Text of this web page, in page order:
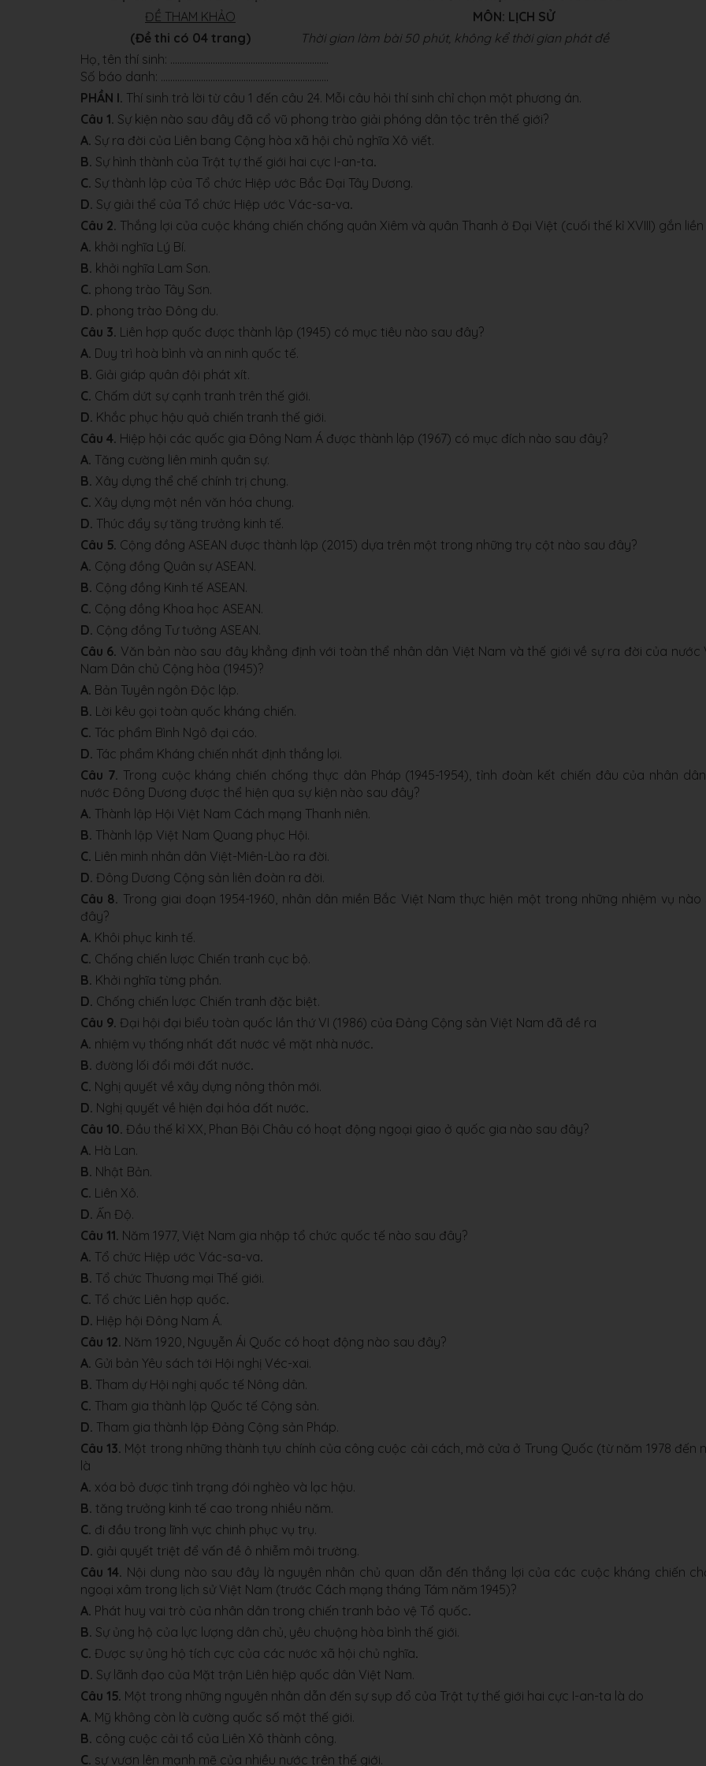
ĐỀ THAM KHẢO
MÔN: LỊCH SỬ
(Đề thi có 04 trang)
Thời gian làm bài 50 phút, không kể thời gian phát đề
Họ, tên thí sinh: ...................................................................
Số báo danh: .......................................................................
PHẦN I. Thí sinh trả lời từ câu 1 đến câu 24. Mỗi câu hỏi thí sinh chỉ chọn một phương án.
Câu 1. Sự kiện nào sau đây đã cổ vũ phong trào giải phóng dân tộc trên thế giới?
A. Sự ra đời của Liên bang Cộng hòa xã hội chủ nghĩa Xô viết.
B. Sự hình thành của Trật tự thế giới hai cực I-an-ta.
C. Sự thành lập của Tổ chức Hiệp ước Bắc Đại Tây Dương.
D. Sự giải thể của Tổ chức Hiệp ước Vác-sa-va.
Câu 2. Thắng lợi của cuộc kháng chiến chống quân Xiêm và quân Thanh ở Đại Việt (cuối thế kỉ XVIII) gắn
A. khởi nghĩa Lý Bí.
B. khởi nghĩa Lam Sơn.
C. phong trào Tây Sơn.
D. phong trào Đông du.
Câu 3. Liên hợp quốc được thành lập (1945) có mục tiêu nào sau đây?
A. Duy trì hoà bình và an ninh quốc tế.
B. Giải giáp quân đội phát xít.
C. Chấm dứt sự cạnh tranh trên thế giới.
D. Khắc phục hậu quả chiến tranh thế giới.
Câu 4. Hiệp hội các quốc gia Đông Nam Á được thành lập (1967) có mục đích nào sau đây?
A. Tăng cường liên minh quân sự.
B. Xây dựng thể chế chính trị chung.
C. Xây dựng một nền văn hóa chung.
D. Thúc đẩy sự tăng trưởng kinh tế.
Câu 5. Cộng đồng ASEAN được thành lập (2015) dựa trên một trong những trụ cột nào sau đây?
A. Cộng đồng Quân sự ASEAN.
B. Cộng đồng Kinh tế ASEAN.
C. Cộng đồng Khoa học ASEAN.
D. Cộng đồng Tư tưởng ASEAN.
Câu 6. Văn bản nào sau đây khẳng định với toàn thể nhân dân Việt Nam và thế giới về sự ra đời của nước
Nam Dân chủ Cộng hòa (1945)?
A. Bản Tuyên ngôn Độc lập.
B. Lời kêu gọi toàn quốc kháng chiến.
C. Tác phẩm Bình Ngô đại cáo.
D. Tác phẩm Kháng chiến nhất định thắng lợi.
Câu 7. Trong cuộc kháng chiến chống thực dân Pháp (1945-1954), tỉnh đoàn kết chiến đâu của nhân
nước Đông Dương được thể hiện qua sự kiện nào sau đây?
A. Thành lập Hội Việt Nam Cách mạng Thanh niên.
B. Thành lập Việt Nam Quang phục Hội.
C. Liên minh nhân dân Việt-Miên-Lào ra đời.
D. Đông Dương Cộng sản liên đoàn ra đời.
Câu 8. Trong giai đoạn 1954-1960, nhân dân miền Bắc Việt Nam thực hiện một trong những nhiệm vụ nào
đây?
A. Khôi phục kinh tế.
C. Chống chiến lược Chiến tranh cục bộ.
B. Khởi nghĩa từng phần.
D. Chống chiến lược Chiến tranh đặc biệt.
Câu 9. Đại hội đại biểu toàn quốc lần thứ VI (1986) của Đảng Cộng sản Việt Nam đã đề ra
A. nhiệm vụ thống nhất đất nước về mặt nhà nước.
B. đường lối đổi mới đất nước.
C. Nghị quyết về xây dựng nông thôn mới.
D. Nghị quyết về hiện đại hóa đất nước.
Câu 10. Đầu thế kỉ XX, Phan Bội Châu có hoạt động ngoại giao ở quốc gia nào sau đây?
A. Hà Lan.
B. Nhật Bản.
C. Liên Xô.
D. Ấn Độ.
Câu 11. Năm 1977, Việt Nam gia nhập tổ chức quốc tế nào sau đây?
A. Tổ chức Hiệp ước Vác-sa-va.
B. Tổ chức Thương mại Thế giới.
C. Tổ chức Liên hợp quốc.
D. Hiệp hội Đông Nam Á.
Câu 12. Năm 1920, Nguyễn Ái Quốc có hoạt động nào sau đây?
A. Gửi bản Yêu sách tới Hội nghị Véc-xai.
B. Tham dự Hội nghị quốc tế Nông dân.
C. Tham gia thành lập Quốc tế Cộng sản.
D. Tham gia thành lập Đảng Cộng sản Pháp.
Câu 13. Một trong những thành tựu chính của công cuộc cải cách, mở cửa ở Trung Quốc (từ năm 1978 đến
là
A. xóa bỏ được tình trạng đói nghèo và lạc hậu.
B. tăng trưởng kinh tế cao trong nhiều năm.
C. đi đầu trong lĩnh vực chinh phục vụ trụ.
D. giải quyết triệt để vấn đề ô nhiễm môi trường.
Câu 14. Nội dung nào sau đây là nguyên nhân chủ quan dẫn đến thắng lợi của các cuộc kháng chiến
ngoại xâm trong lịch sử Việt Nam (trước Cách mạng tháng Tám năm 1945)?
A. Phát huy vai trò của nhân dân trong chiến tranh bảo vệ Tổ quốc.
B. Sự ủng hộ của lực lượng dân chủ, yêu chuộng hòa bình thế giới.
C. Được sự ủng hộ tích cực của các nước xã hội chủ nghĩa.
D. Sự lãnh đạo của Mặt trận Liên hiệp quốc dân Việt Nam.
Câu 15. Một trong những nguyên nhân dẫn đến sự sụp đổ của Trật tự thế giới hai cực I-an-ta là do
A. Mỹ không còn là cường quốc số một thế giới.
B. công cuộc cải tổ của Liên Xô thành công.
C. sự vươn lên mạnh mẽ của nhiều nước trên thế giới.